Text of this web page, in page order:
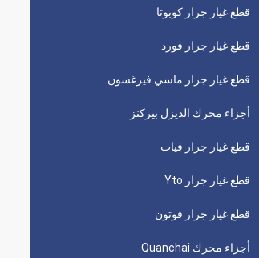
قطع غيار جرار كوبوتا
قطع غيار جرار فورد
قطع غيار جرار ماسي فيرغسون
أجزاء محرك الديزل بيركنز
قطع غيار جرار فيات
قطع غيار جرار Yto
قطع غيار جرار فوتون
أجزاء محرك Quanchai